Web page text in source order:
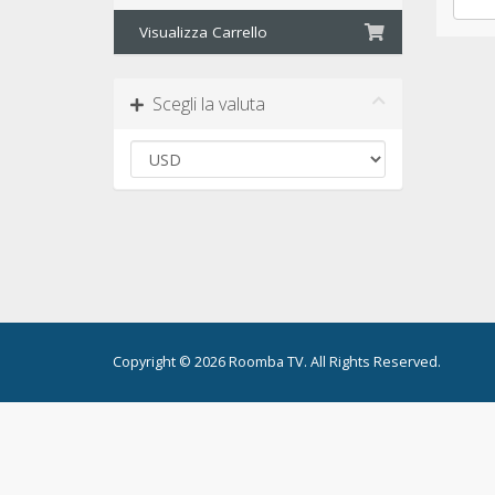
Visualizza Carrello
Scegli la valuta
Copyright © 2026 Roomba TV. All Rights Reserved.